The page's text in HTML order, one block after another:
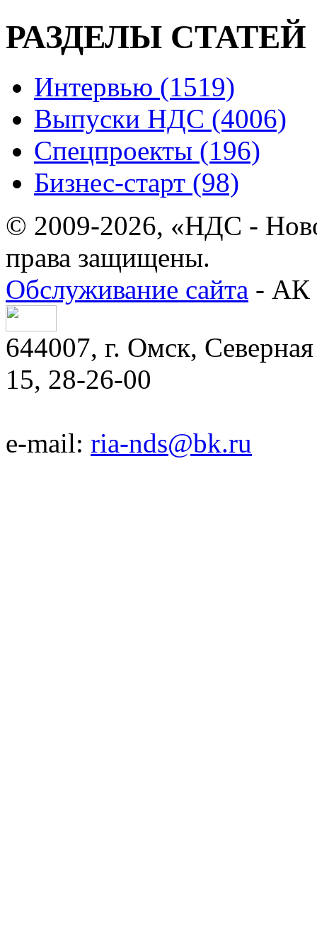
РАЗДЕЛЫ СТАТЕЙ
Интервью (1519)
Выпуски НДС (4006)
Спецпроекты (196)
Бизнес-старт (98)
© 2009-2026, «НДС -
права защищены.
Обслуживание сайта - АК
644007, г. Омск,
15, 28-26-00
e-mail: ria-nds@bk.ru